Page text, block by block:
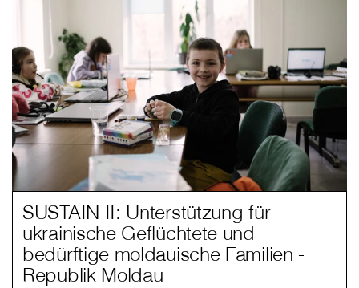
SUSTAIN II: Unterstützung für
ukrainische Geflüchtete und
bedürftige moldauische Familien -
Republik Moldau